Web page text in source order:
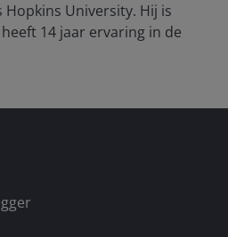
Hopkins University. Hij is
14 jaar ervaring in de